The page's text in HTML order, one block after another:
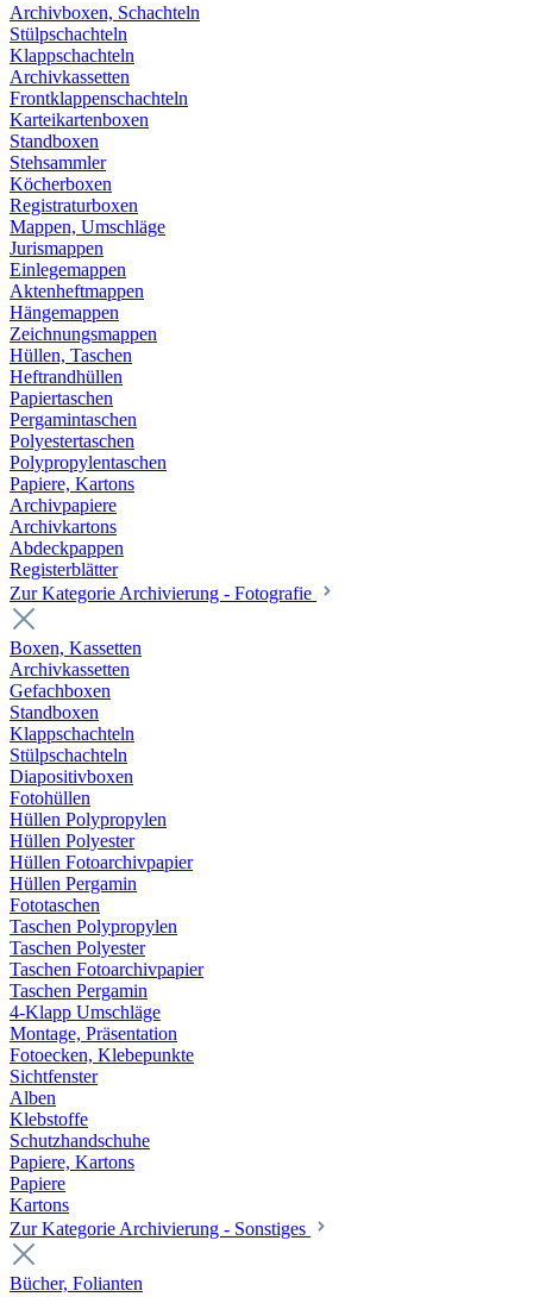
Archivboxen, Schachteln
Stülpschachteln
Klappschachteln
Archivkassetten
Frontklappenschachteln
Karteikartenboxen
Standboxen
Stehsammler
Köcherboxen
Registraturboxen
Mappen, Umschläge
Jurismappen
Einlegemappen
Aktenheftmappen
Hängemappen
Zeichnungsmappen
Hüllen, Taschen
Heftrandhüllen
Papiertaschen
Pergamintaschen
Polyestertaschen
Polypropylentaschen
Papiere, Kartons
Archivpapiere
Archivkartons
Abdeckpappen
Registerblätter
Zur Kategorie Archivierung - Fotografie
Boxen, Kassetten
Archivkassetten
Gefachboxen
Standboxen
Klappschachteln
Stülpschachteln
Diapositivboxen
Fotohüllen
Hüllen Polypropylen
Hüllen Polyester
Hüllen Fotoarchivpapier
Hüllen Pergamin
Fototaschen
Taschen Polypropylen
Taschen Polyester
Taschen Fotoarchivpapier
Taschen Pergamin
4-Klapp Umschläge
Montage, Präsentation
Fotoecken, Klebepunkte
Sichtfenster
Alben
Klebstoffe
Schutzhandschuhe
Papiere, Kartons
Papiere
Kartons
Zur Kategorie Archivierung - Sonstiges
Bücher, Folianten